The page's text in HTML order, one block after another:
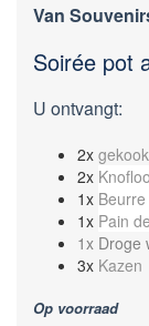
Van
Soirée pot
U ontvangt:
2x
2x
1x
1x Pain
1x Droge
3x Kazen
Op voorraad